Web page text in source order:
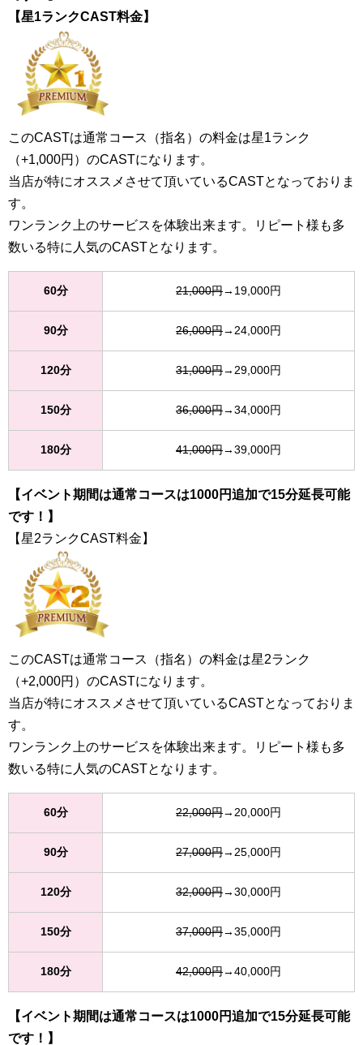
【星1ランクCAST料金】
このCASTは通常コース（指名）の料金は星1ランク
（+1,000円）のCASTになります。
当店が特にオススメさせて頂いているCASTとなっておりま
す。
ワンランク上のサービスを体験出来ます。リピート様も多
数いる特に人気のCASTとなります。
60分 21,000円→19,000円
90分 26,000円→24,000円
120分 31,000円→29,000円
150分 36,000円→34,000円
180分 41,000円→39,000円
【イベント期間は通常コースは1000円追加で15分延長可能
です！】
【星2ランクCAST料金】
このCASTは通常コース（指名）の料金は星2ランク
（+2,000円）のCASTになります。
当店が特にオススメさせて頂いているCASTとなっておりま
す。
ワンランク上のサービスを体験出来ます。リピート様も多
数いる特に人気のCASTとなります。
60分 22,000円→20,000円
90分 27,000円→25,000円
120分 32,000円→30,000円
150分 37,000円→35,000円
180分 42,000円→40,000円
【イベント期間は通常コースは1000円追加で15分延長可能
です！】